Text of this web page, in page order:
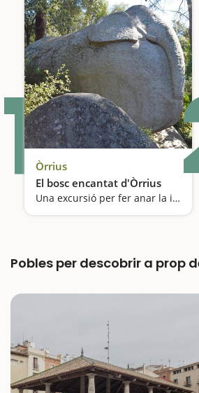
1 Òrrius
El bosc encantat d'Òrrius
Una excursió per fer anar la imaginació
Pobles per descobrir a prop